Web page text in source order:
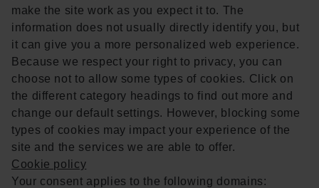
make the site work as you expect it to. The
information does not usually directly identify you, but
it can give you a more personalized web experience.
Because we respect your right to privacy, you can
choose not to allow some types of cookies. Click on
the different category headings to find out more and
change our default settings. However, blocking some
types of cookies may impact your experience of the
site and the services we are able to offer.
Cookie policy
Your consent applies to the following domains: